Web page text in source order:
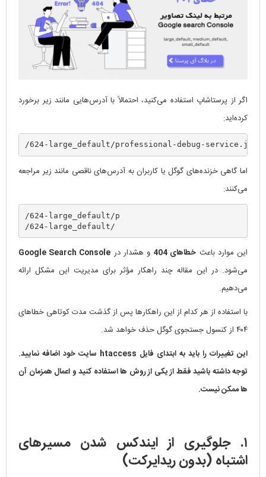
اگر از پرستاشاپ استفاده می‌کنید، احتمالاً با آدرس‌هایی مانند زیر برخورد
کرده‌اید:
/624-large_default/professional-debug-service.jpg
اما گاهی خزنده‌های گوگل یا کاربران به آدرس‌های ناقصی مانند زیر مراجعه
می‌کنند:
/624-large_default/p
/624-large_default/
این موارد باعث خطاهای 404 و هشدار در Google Search Console
می‌شود. در این مقاله چند راهکار مؤثر برای مدیریت این مشکل ارائه
می‌دهیم.
با استفاده از هر کدام از این راهکارها پس از گذشت مدت کوتاهی خطاهای
۴۰۴ از کنسول جستجوی گوگل حذف خواهد شد.
این تغییرات را باید به ابتدای فایل htaccess سایت خود اضافه نمایید.
توجه داشته باشید فقط از یکی از روش ها استفاده کنید و اعمال همزمان آن
ها ممکن نیست.
۱. جلوگیری از ایندکس شدن مسیرهای
اشتباه (بدون ریدایرکت)